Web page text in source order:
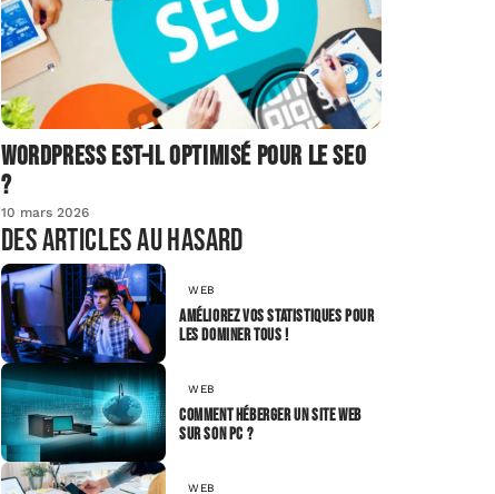
Wordpress est-il optimisé pour le SEO
?
10 mars 2026
Des articles au hasard
WEB
Améliorez vos statistiques pour
les dominer tous !
WEB
Comment héberger un site web
sur son pc ?
WEB